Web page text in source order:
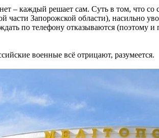
– каждый решает сам. Суть в том, что
части Запорожской области), насильно
по телефону отказываются (поэтому
военные всё отрицают, разумеется.